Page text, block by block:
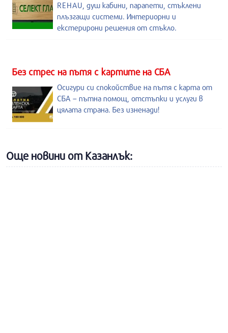
REHAU, душ кабини, парапети, стъклени
плъзгащи системи. Интериорни и
екстерирони решения от стъкло.
Без стрес на пътя с картите на СБА
Осигури си спокойствие на пътя с карта от
СБА – пътна помощ, отстъпки и услуги в
цялата страна. Без изненади!
Още новини от Казанлък: